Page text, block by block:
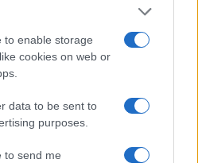
to enable storage
cookies on web or
data to be sent to
purposes.
to send me
Olanda